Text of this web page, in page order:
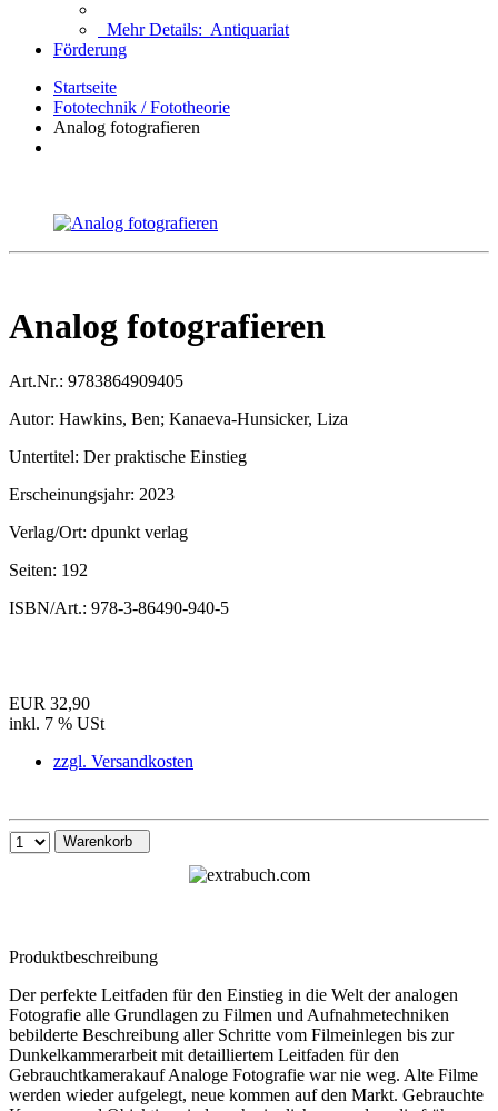
Mehr Details: Antiquariat
Förderung
Startseite
Fototechnik / Fototheorie
Analog fotografieren
Analog fotografieren
Art.Nr.: 9783864909405
Autor: Hawkins, Ben; Kanaeva-Hunsicker, Liza
Untertitel: Der praktische Einstieg
Erscheinungsjahr: 2023
Verlag/Ort: dpunkt verlag
Seiten: 192
ISBN/Art.: 978-3-86490-940-5
EUR 32,90
inkl. 7 % USt
zzgl. Versandkosten
Warenkorb
Produktbeschreibung
Der perfekte Leitfaden für den Einstieg in die Welt der analogen
Fotografie alle Grundlagen zu Filmen und Aufnahmetechniken
bebilderte Beschreibung aller Schritte vom Filmeinlegen bis zur
Dunkelkammerarbeit mit detailliertem Leitfaden für den
Gebrauchtkamerakauf Analoge Fotografie war nie weg. Alte Filme
werden wieder aufgelegt, neue kommen auf den Markt. Gebrauchte